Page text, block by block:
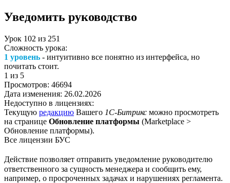
Уведомить руководство
Урок 102 из 251
Сложность урока:
1 уровень - интуитивно все понятно из интерфейса, но
почитать стоит.
1 из 5
Просмотров: 46694
Дата изменения: 26.02.2026
Недоступно в лицензиях:
Текущую редакцию Вашего 1С-Битрикс можно просмотреть
на странице Обновление платформы (Marketplace >
Обновление платформы).
Все лицензии БУС
Действие позволяет отправить уведомление руководителю
ответственного за сущность менеджера и сообщить ему,
например, о просроченных задачах и нарушениях регламента.